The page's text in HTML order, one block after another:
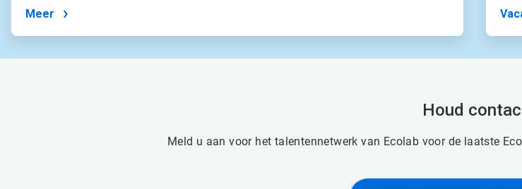
Meer
Houd
Meld u aan voor het talentennetwerk van Ecolab voor de laatste